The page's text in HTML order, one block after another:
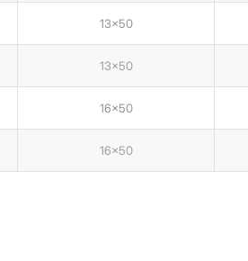
13×50
13×50
16×50
16×50